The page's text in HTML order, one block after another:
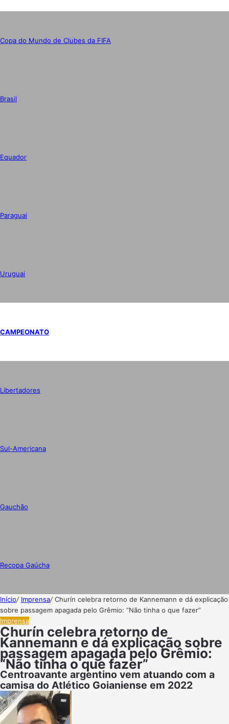
Copa do Mundo de Clubes da FIFA
Brasil
Equador
Paraguai
Uruguai
CAMPEONATO
Libertadores
Sul-Americana
Gauchão
Recopa Gaúcha
Início/ Imprensa/Churín celebra retorno de Kannemann e dá explicação
sobre passagem apagada pelo Grêmio: “Não tinha o que fazer”
Imprensa
Churín celebra retorno de
Kannemann e dá explicação sobre
passagem apagada pelo Grêmio:
“Não tinha o que fazer”
Centroavante argentino vem atuando com a
camisa do Atlético Goianiense em 2022